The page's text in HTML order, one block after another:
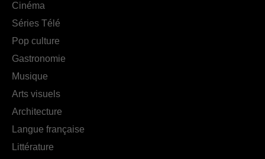
Cinéma
Séries Télé
Pop culture
Gastronomie
Musique
Arts visuels
Architecture
Langue française
Littérature